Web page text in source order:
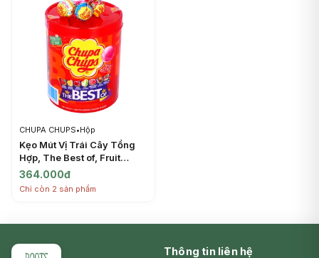
CHUPA CHUPS•Hộp
Kẹo Mút Vị Trái Cây Tổng
Hợp, The Best of, Fruit
Lollipop Assortment, 50
Cây (600g) - CHUPA
364.000đ
Chỉ còn 2 sản phẩm
Thông tin liên hệ